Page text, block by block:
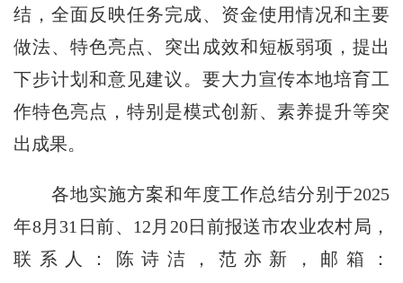
结，全面反映任务完成、资金使用情况和主要
做法、特色亮点、突出成效和短板弱项，提出
下步计划和意见建议。要大力宣传本地培育工
作特色亮点，特别是模式创新、素养提升等突
出成果。
各地实施方案和年度工作总结分别于2025
年8月31日前、12月20日前报送市农业农村局，
联系人：陈诗洁，范亦新，邮箱：